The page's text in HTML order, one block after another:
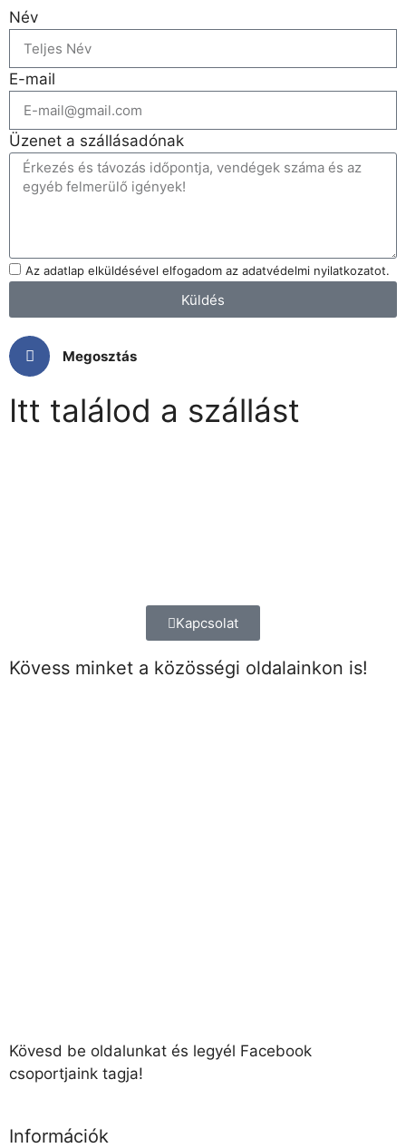
Név
E-mail
Üzenet a szállásadónak
Az adatlap elküldésével elfogadom az adatvédelmi nyilatkozatot.
Küldés
Megosztás
Itt találod a szállást
Kapcsolat
Kövess minket a közösségi oldalainkon is!
Kövesd be oldalunkat és legyél Facebook
csoportjaink tagja!
Információk